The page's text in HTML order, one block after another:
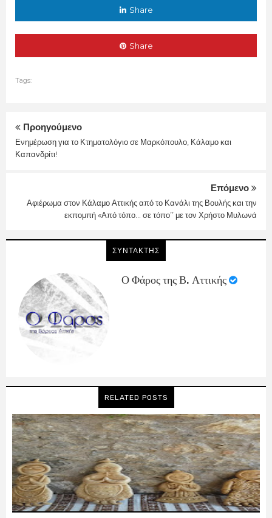
Share
Share
Tags:
Προηγούμενο
Ενημέρωση για το Κτηματολόγιο σε Μαρκόπουλο, Κάλαμο και
Καπανδρίτι!
Επόμενο
Αφιέρωμα στον Κάλαμο Αττικής από το Κανάλι της Βουλής και την
εκπομπή «Από τόπο… σε τόπο’’ με τον Χρήστο Μυλωνά
ΣΥΝΤΑΚΤΗΣ
Ο Φάρος της Β. Αττικής
RELATED POSTS